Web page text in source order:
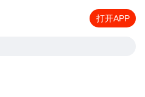
打开APP